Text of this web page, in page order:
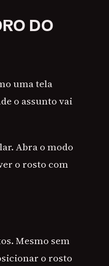
DO
uma tela
o assunto vai
Abra o modo
o rosto com
Mesmo sem
o rosto